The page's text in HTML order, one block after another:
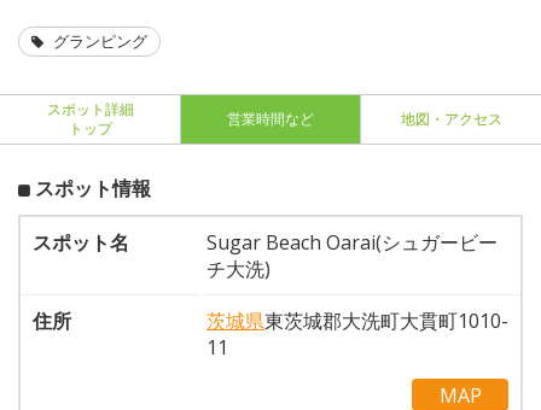
グランピング
スポット詳細
トップ
営業時間など 地図・アクセス
スポット情報
スポット名
Sugar Beach Oarai(シュガービー
チ大洗)
住所
茨城県東茨城郡大洗町大貫町1010-
11
MAP